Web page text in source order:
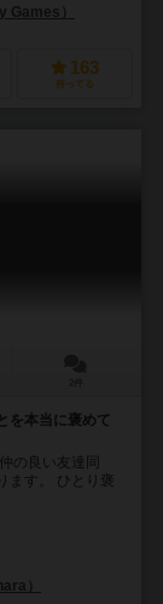
Games）
163
持ってる
を本当に褒めて
の良い友達同
ます。 ひとり褒
）